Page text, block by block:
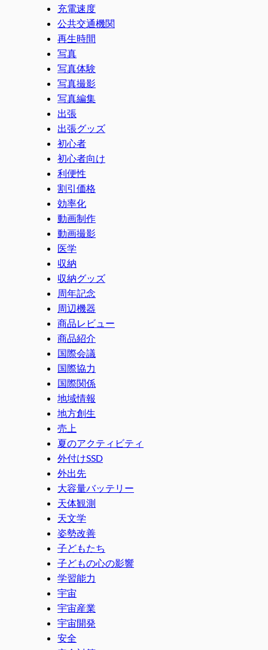
充電速度
公共交通機関
再生時間
写真
写真体験
写真撮影
写真編集
出張
出張グッズ
初心者
初心者向け
利便性
割引価格
効率化
動画制作
動画撮影
医学
収納
収納グッズ
周年記念
周辺機器
商品レビュー
商品紹介
国際会議
国際協力
国際関係
地域情報
地方創生
売上
夏のアクティビティ
外付けSSD
外出先
大容量バッテリー
天体観測
天文学
姿勢改善
子どもたち
子どもの心の影響
学習能力
宇宙
宇宙産業
宇宙開発
安全